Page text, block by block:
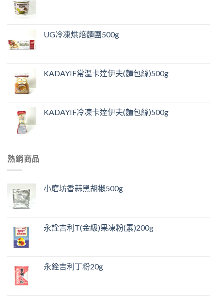
UG冷凍烘焙麵團500g
KADAYIF常溫卡達伊夫(麵包絲)500g
KADAYIF冷凍卡達伊夫(麵包絲)500g
熱銷商品
小磨坊香蒜黑胡椒500g
永詮吉利T(金級)果凍粉(素)200g
永銓吉利丁粉20g